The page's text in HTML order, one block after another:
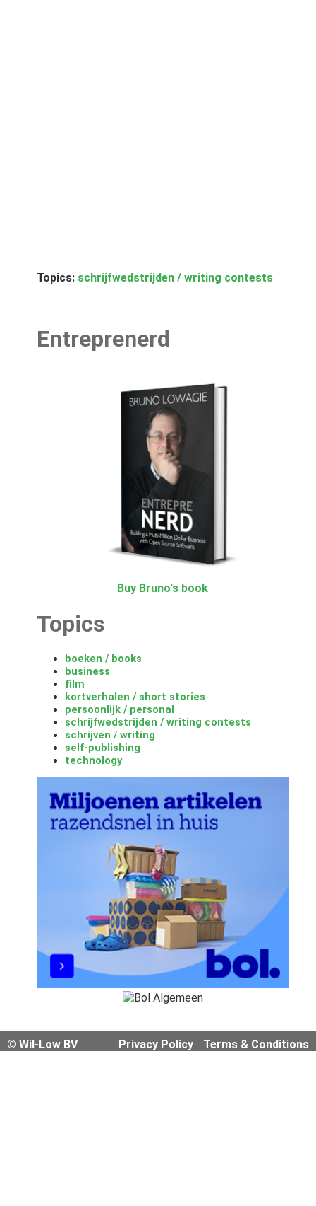
Topics: schrijfwedstrijden / writing contests
Entreprenerd
Buy Bruno's book
Topics
boeken / books
business
film
kortverhalen / short stories
persoonlijk / personal
schrijfwedstrijden / writing contests
schrijven / writing
self-publishing
technology
© Wil-Low BV Privacy Policy Terms & Conditions